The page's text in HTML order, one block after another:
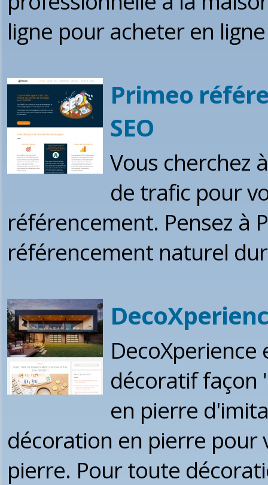
ligne pour acheter en
Primeo
SEO
Vous cherchez
de trafic pour
référencement. Pensez à
référencement naturel
décoratif façon
en pierre
décoration en pierre pour
pierre. Pour toute